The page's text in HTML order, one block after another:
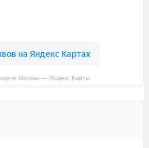
Москвы — Яндекс Карты